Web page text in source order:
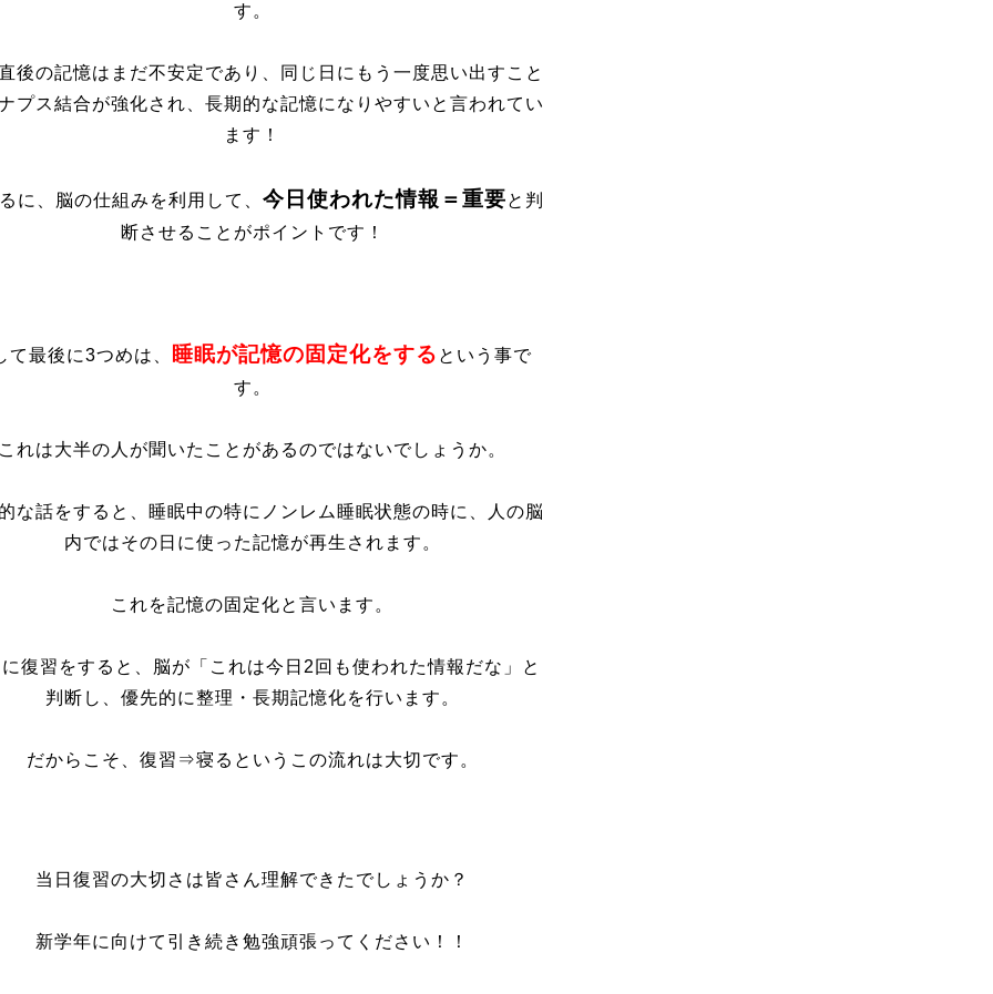
す。
後の記憶はまだ不安定であり、同じ日にもう一度思い出すこと
プス結合が強化され、長期的な記憶になりやすいと言われてい
ます！
に、脳の仕組みを利用して、 今日使われた情報＝重要と判
断させることがポイントです！
て最後に3つめは、 睡眠が記憶の固定化をする という事で
す。
これは大半の人が聞いたことがあるのではないでしょうか。
な話をすると、睡眠中の特にノンレム睡眠状態の時に、人の脳
内ではその日に使った記憶が再生されます。
これを記憶の固定化と言います。
復習をすると、脳が「これは今日2回も使われた情報だな」と
判断し、優先的に整理・長期記憶化を行います。
だからこそ、復習⇒寝るというこの流れは大切です。
当日復習の大切さは皆さん理解できたでしょうか？
新学年に向けて引き続き勉強頑張ってください！！